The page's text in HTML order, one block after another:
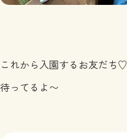
これから入園するお友だち♡
待ってるよ〜